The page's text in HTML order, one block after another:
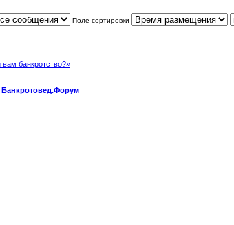
Поле сортировки
банкротство?»
Банкротовед.Форум